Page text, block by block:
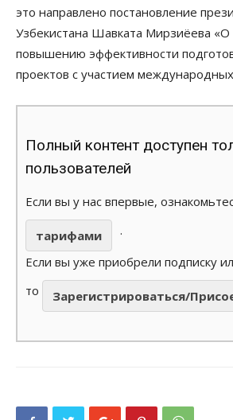
это направлено постановление
Узбекистана Шавката Мирзиёева «О
повышению эффективности
проектов с участием
Полный контент доступен
пользователей
Если вы у нас впервые,
тарифами
.
Если вы уже приобрели подписку
то
Зарегистрироваться/